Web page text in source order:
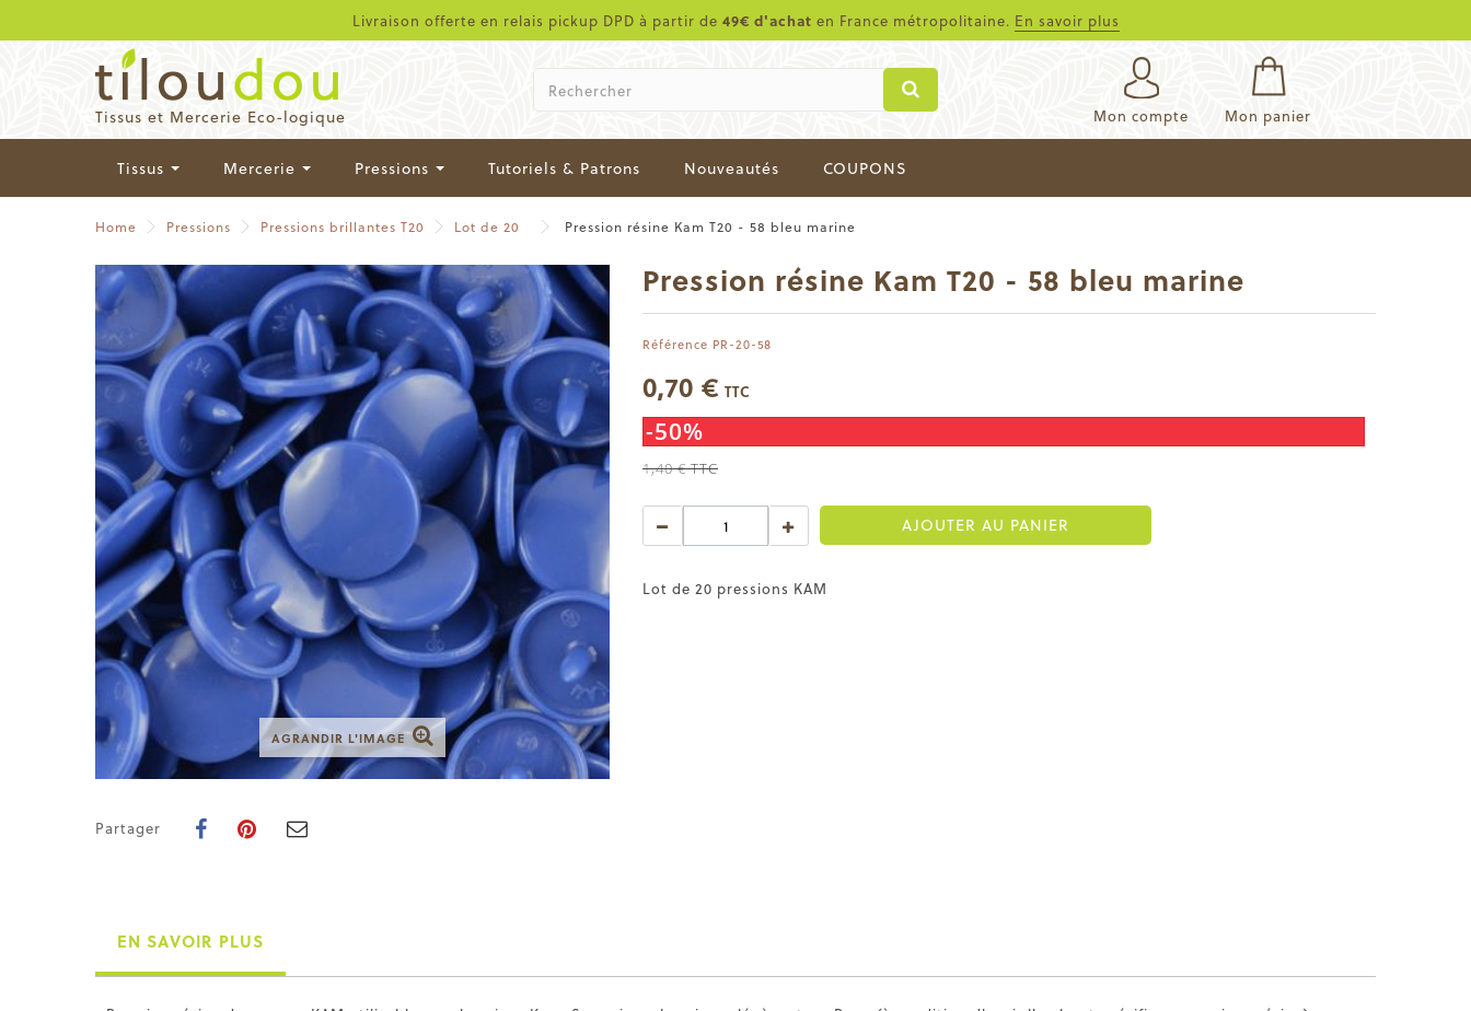
Livraison offerte en relais pickup DPD à partir de 49€ d'achat en France métropolitaine. En savoir plus
Tissus et Mercerie Eco-logique Mon panier
Mon compte
Tissus Mercerie Pressions Tutoriels & Patrons Nouveautés COUPONS
Home Pressions Pressions brillantes T20 Lot de 20 Pression résine Kam T20 - 58 bleu marine
AGRANDIR L'IMAGE
Partager
Pression résine Kam T20 - 58 bleu marine
Référence PR-20-58
0,70 € TTC
-50%
1,40 €TTC
AJOUTER AU PANIER
Lot de 20 pressions KAM
EN SAVOIR PLUS